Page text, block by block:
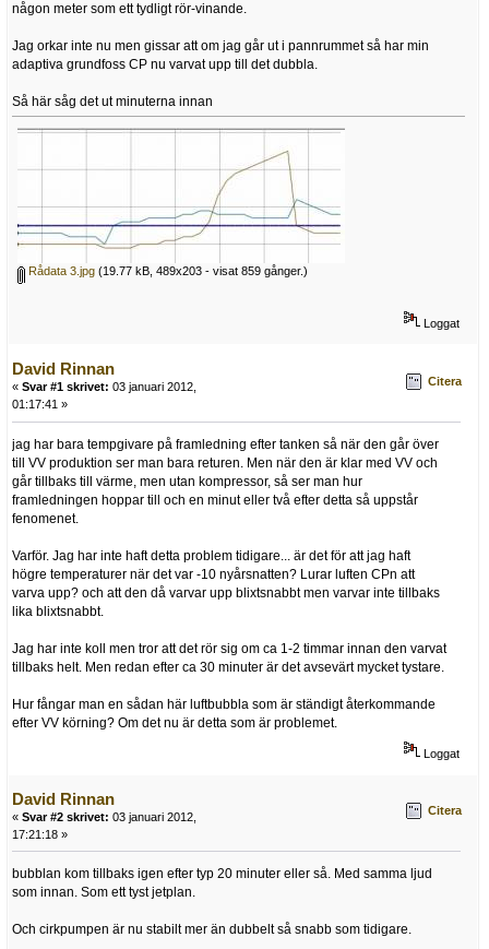
någon meter som ett tydligt rör-vinande.
Jag orkar inte nu men gissar att om jag går ut i pannrummet så har min
adaptiva grundfoss CP nu varvat upp till det dubbla.
Så här såg det ut minuterna innan
Rådata 3.jpg (19.77 kB, 489x203 - visat 859 gånger.)
Loggat
David Rinnan
« Svar #1 skrivet: 03 januari 2012,
01:17:41 »
Citera
jag har bara tempgivare på framledning efter tanken så när den går över
till VV produktion ser man bara returen. Men när den är klar med VV och
går tillbaks till värme, men utan kompressor, så ser man hur
framledningen hoppar till och en minut eller två efter detta så uppstår
fenomenet.
Varför. Jag har inte haft detta problem tidigare... är det för att jag haft
högre temperaturer när det var -10 nyårsnatten? Lurar luften CPn att
varva upp? och att den då varvar upp blixtsnabbt men varvar inte tillbaks
lika blixtsnabbt.
Jag har inte koll men tror att det rör sig om ca 1-2 timmar innan den varvat
tillbaks helt. Men redan efter ca 30 minuter är det avsevärt mycket tystare.
Hur fångar man en sådan här luftbubbla som är ständigt återkommande
efter VV körning? Om det nu är detta som är problemet.
Loggat
David Rinnan
« Svar #2 skrivet: 03 januari 2012,
17:21:18 »
Citera
bubblan kom tillbaks igen efter typ 20 minuter eller så. Med samma ljud
som innan. Som ett tyst jetplan.
Och cirkpumpen är nu stabilt mer än dubbelt så snabb som tidigare.